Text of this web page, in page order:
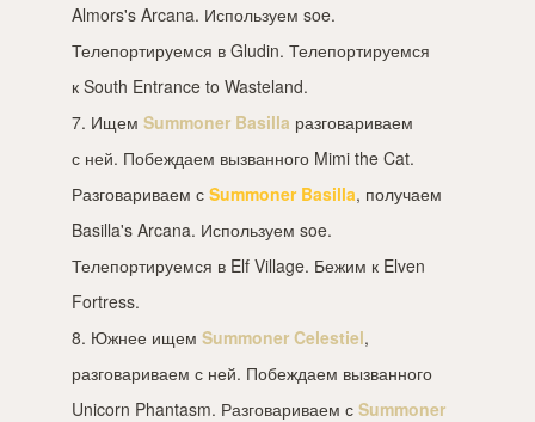
Almors's Arcana. Используем soe.
Телепортируемся в Gludin. Телепортируемся
к South Entrance to Wasteland.
7. Ищем Summoner Basilla разговариваем
с ней. Побеждаем вызванного Mimi the Cat.
Разговариваем с Summoner Basilla, получаем
Basilla's Arcana. Используем soe.
Телепортируемся в Elf Village. Бежим к Elven
Fortress.
8. Южнее ищем Summoner Celestiel,
разговариваем с ней. Побеждаем вызванного
Unicorn Phantasm. Разговариваем с Summoner